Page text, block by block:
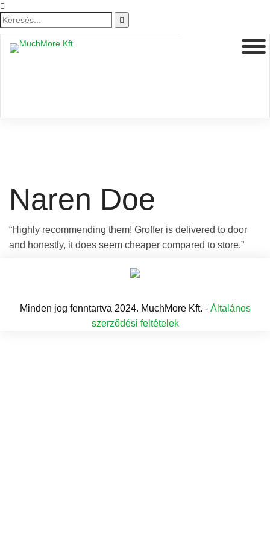
Naren Doe
“Highly recommending them! Groffer is delivered to door
and honestly, it does seem cheaper compared to store.”
Minden jog fenntartva 2024. MuchMore Kft. - Általános
szerződési feltételek